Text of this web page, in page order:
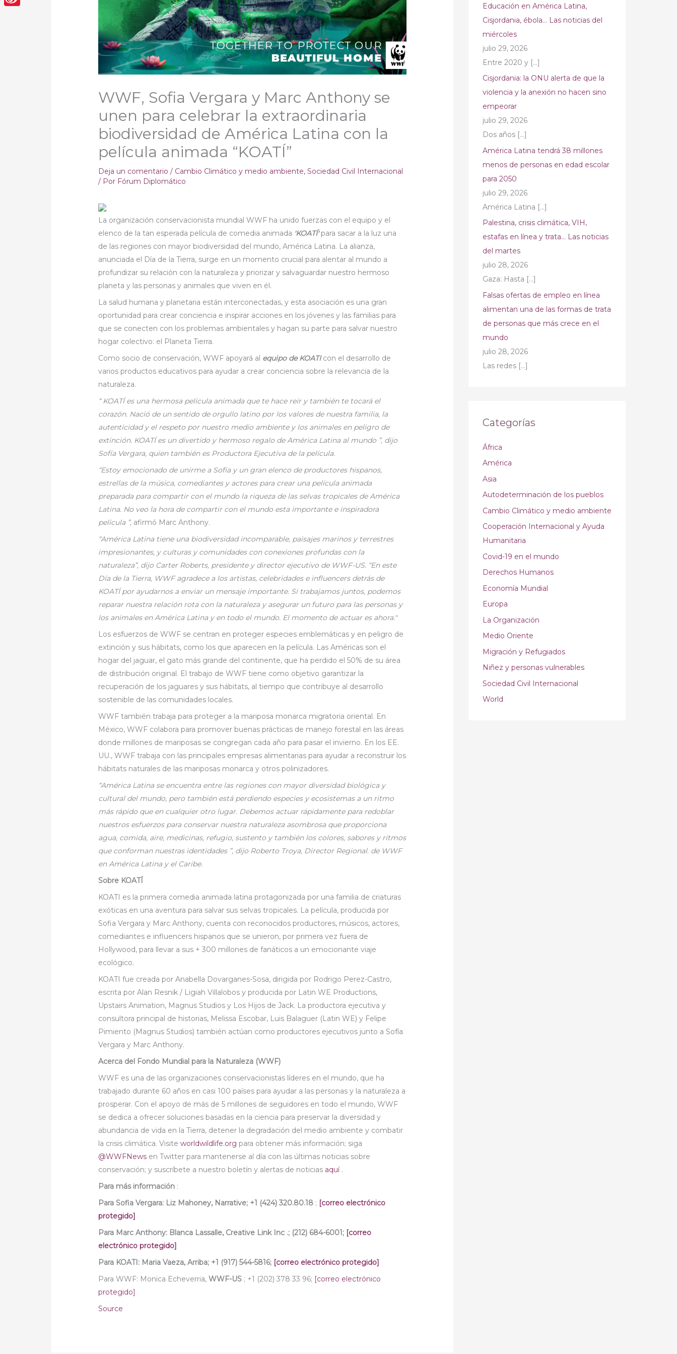
WWF, Sofia Vergara y Marc Anthony se
unen para celebrar la extraordinaria
biodiversidad de América Latina con la
película animada “KOATÍ”
Deja un comentario / Cambio Climático y medio ambiente,Sociedad Civil Internacional
/ Por Fórum Diplomático
La organización conservacionista mundial WWF ha unido fuerzas con el equipo y el
elenco de la tan esperada película de comedia animada 'KOATÍ'para sacar a la luz una
de las regiones con mayor biodiversidad del mundo, América Latina. La alianza,
anunciada el Día de la Tierra, surge en un momento crucial para alentar al mundo a
profundizar su relación con la naturaleza y priorizar y salvaguardar nuestro hermoso
planeta y las personas y animales que viven en él.
La salud humana y planetaria están interconectadas, y esta asociación es una gran
oportunidad para crear conciencia e inspirar acciones en los jóvenes y las familias para
que se conecten con los problemas ambientales y hagan su parte para salvar nuestro
hogar colectivo: el Planeta Tierra.
Como socio de conservación, WWF apoyará al equipo de KOATIcon el desarrollo de
varios productos educativos para ayudar a crear conciencia sobre la relevancia de la
naturaleza.
“ KOATÍ es una hermosa película animada que te hace reír y también te tocará el
corazón. Nació de un sentido de orgullo latino por los valores de nuestra familia, la
autenticidad y el respeto por nuestro medio ambiente y los animales en peligro de
extinción. KOATÍ es un divertido y hermoso regalo de América Latina al mundo ”, dijo
Sofía Vergara, quien también es Productora Ejecutiva de la película.
“Estoy emocionado de unirme a Sofía y un gran elenco de productores hispanos,
estrellas de la música, comediantes y actores para crear una película animada
preparada para compartir con el mundo la riqueza de las selvas tropicales de América
Latina. No veo la hora de compartir con el mundo esta importante e inspiradora
película ”, afirmó Marc Anthony.
“América Latina tiene una biodiversidad incomparable, paisajes marinos y terrestres
impresionantes, y culturas y comunidades con conexiones profundas con la
naturaleza”, dijo Carter Roberts, presidente y director ejecutivo de WWF-US. “En este
Día de la Tierra, WWF agradece a los artistas, celebridades e influencers detrás de
KOATÍ por ayudarnos a enviar un mensaje importante. Si trabajamos juntos, podemos
reparar nuestra relación rota con la naturaleza y asegurar un futuro para las personas y
los animales en América Latina y en todo el mundo. El momento de actuar es ahora."
Los esfuerzos de WWF se centran en proteger especies emblemáticas y en peligro de
extinción y sus hábitats, como los que aparecen en la película. Las Américas son el
hogar del jaguar, el gato más grande del continente, que ha perdido el 50% de su área
de distribución original. El trabajo de WWF tiene como objetivo garantizar la
recuperación de los jaguares y sus hábitats, al tiempo que contribuye al desarrollo
sostenible de las comunidades locales.
WWF también trabaja para proteger a la mariposa monarca migratoria oriental. En
México, WWF colabora para promover buenas prácticas de manejo forestal en las áreas
donde millones de mariposas se congregan cada año para pasar el invierno. En los EE.
UU., WWF trabaja con las principales empresas alimentarias para ayudar a reconstruir los
hábitats naturales de las mariposas monarca y otros polinizadores.
“América Latina se encuentra entre las regiones con mayor diversidad biológica y
cultural del mundo, pero también está perdiendo especies y ecosistemas a un ritmo
más rápido que en cualquier otro lugar. Debemos actuar rápidamente para redoblar
nuestros esfuerzos para conservar nuestra naturaleza asombrosa que proporciona
agua, comida, aire, medicinas, refugio, sustento y también los colores, sabores y ritmos
que conforman nuestras identidades ”, dijo Roberto Troya, Director Regional. de WWF
en América Latina y el Caribe.
Sobre KOATÍ
KOATI es la primera comedia animada latina protagonizada por una familia de criaturas
exóticas en una aventura para salvar sus selvas tropicales. La película, producida por
Sofia Vergara y Marc Anthony, cuenta con reconocidos productores, músicos, actores,
comediantes e influencers hispanos que se unieron, por primera vez fuera de
Hollywood, para llevar a sus + 300 millones de fanáticos a un emocionante viaje
ecológico.
KOATI fue creada por Anabella Dovarganes-Sosa, dirigida por Rodrigo Perez-Castro,
escrita por Alan Resnik / Ligiah Villalobos y producida por Latin WE Productions,
Upstairs Animation, Magnus Studios y Los Hijos de Jack. La productora ejecutiva y
consultora principal de historias, Melissa Escobar, Luis Balaguer (Latin WE) y Felipe
Pimiento (Magnus Studios) también actúan como productores ejecutivos junto a Sofía
Vergara y Marc Anthony.
Acerca del Fondo Mundial para la Naturaleza (WWF)
WWF es una de las organizaciones conservacionistas líderes en el mundo, que ha
trabajado durante 60 años en casi 100 países para ayudar a las personas y la naturaleza a
prosperar. Con el apoyo de más de 5 millones de seguidores en todo el mundo, WWF
se dedica a ofrecer soluciones basadas en la ciencia para preservar la diversidad y
abundancia de vida en la Tierra, detener la degradación del medio ambiente y combatir
la crisis climática. Visiteworldwildlife.org para obtener más información; siga
@WWFNews en Twitter para mantenerse al día con las últimas noticias sobre
conservación; y suscríbete a nuestro boletín y alertas de noticias aquí.
Para más información :
Para Sofia Vergara: Liz Mahoney, Narrative; +1 (424) 320.80.18 ; [correo electrónico
protegido]
Para Marc Anthony: Blanca Lassalle, Creative Link Inc .; (212) 684-6001; [correo
electrónico protegido]
Para KOATI: Maria Vaeza, Arriba; +1 (917) 544-5816; [correo electrónico protegido]
Para WWF: Monica Echeverria,WWF-US ; +1 (202) 378 33 96; [correo electrónico
protegido]
Source
Educación en América Latina,
Cisjordania, ébola… Las noticias del
miércoles
julio 29, 2026
Entre 2020 y […]
Cisjordania: la ONU alerta de que la
violencia y la anexión no hacen sino
empeorar
julio 29, 2026
Dos años […]
América Latina tendrá 38 millones
menos de personas en edad escolar
para 2050
julio 29, 2026
América Latina […]
Palestina, crisis climática, VIH,
estafas en línea y trata… Las noticias
del martes
julio 28, 2026
Gaza: Hasta […]
Falsas ofertas de empleo en línea
alimentan una de las formas de trata
de personas que más crece en el
mundo
julio 28, 2026
Las redes […]
Categorías
África
América
Asia
Autodeterminación de los pueblos
Cambio Climático y medio ambiente
Cooperación Internacional y Ayuda
Humanitaria
Covid-19 en el mundo
Derechos Humanos
Economía Mundial
Europa
La Organización
Medio Oriente
Migración y Refugiados
Niñez y personas vulnerables
Sociedad Civil Internacional
World